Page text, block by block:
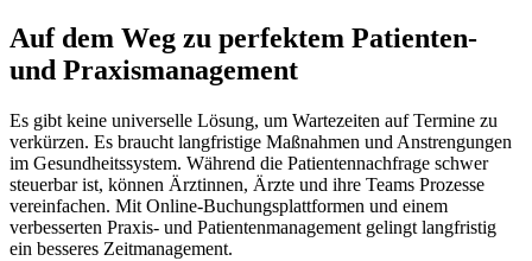
Auf dem Weg zu perfektem Patienten-
und Praxismanagement
Es gibt keine universelle Lösung, um Wartezeiten auf Termine zu
verkürzen. Es braucht langfristige Maßnahmen und Anstrengungen
im Gesundheitssystem. Während die Patientennachfrage schwer
steuerbar ist, können Ärztinnen, Ärzte und ihre Teams Prozesse
vereinfachen. Mit Online-Buchungsplattformen und einem
verbesserten Praxis- und Patientenmanagement gelingt langfristig
ein besseres Zeitmanagement.